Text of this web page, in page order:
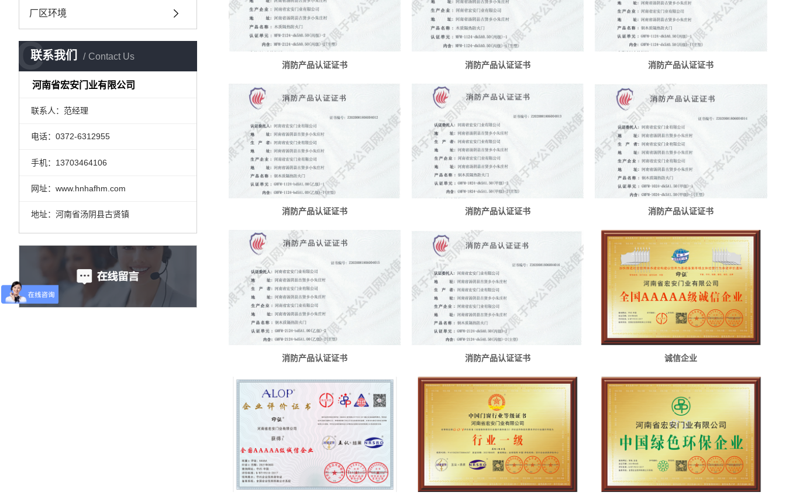
厂区环境
联系我们 Contact Us
C
河南省宏安门业有限公司
联系人：范经理
电话：0372-6312955
手机：13703464106
网址：www.hnhafhm.com
地址：河南省汤阴县古贤镇
消防产品认证证书 消防产品认证证书 消防产品认证证书
消防产品认证证书 消防产品认证证书 消防产品认证证书
消防产品认证证书 消防产品认证证书 诚信企业